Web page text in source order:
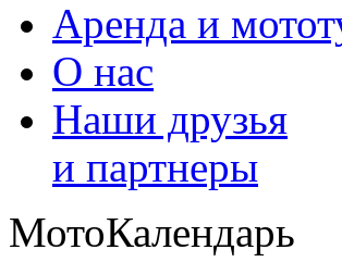
Аренда и
О нас
Наши друзья
и партнеры
МотоКалендарь